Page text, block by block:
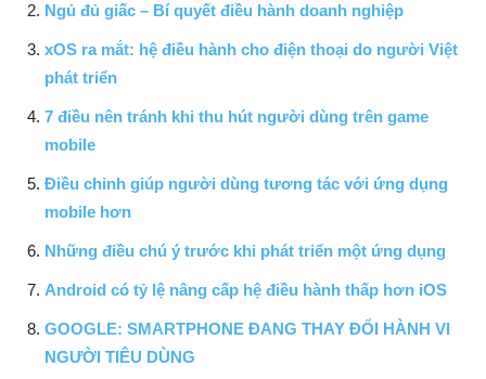
Ngủ đủ giấc – Bí quyết điều hành doanh nghiệp
xOS ra mắt: hệ điều hành cho điện thoại do người Việt
phát triển
7 điều nên tránh khi thu hút người dùng trên game
mobile
Điều chỉnh giúp người dùng tương tác với ứng dụng
mobile hơn
Những điều chú ý trước khi phát triển một ứng dụng
Android có tỷ lệ nâng cấp hệ điều hành thấp hơn iOS
GOOGLE: SMARTPHONE ĐANG THAY ĐỔI HÀNH VI
NGƯỜI TIÊU DÙNG